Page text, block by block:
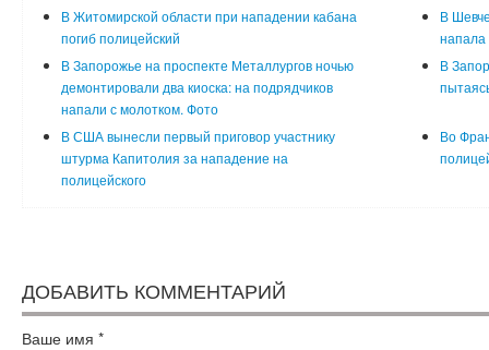
В Житомирской области при нападении кабана
погиб полицейский
В
напала
В Запорожье на проспекте Металлургов ночью
демонтировали два киоска: на подрядчиков
напали с молотком. Фото
В
В США вынесли первый приговор участнику
штурма Капитолия за нападение на
полицейского
Во
ДОБАВИТЬ КОММЕНТАРИЙ
Ваше имя *